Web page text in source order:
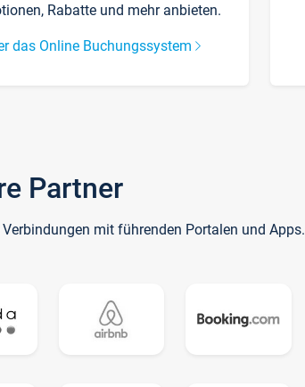
Rabatte und mehr anbieten.
das Online Buchungssystem
Partner
Verbindungen mit führenden Portalen und Apps.